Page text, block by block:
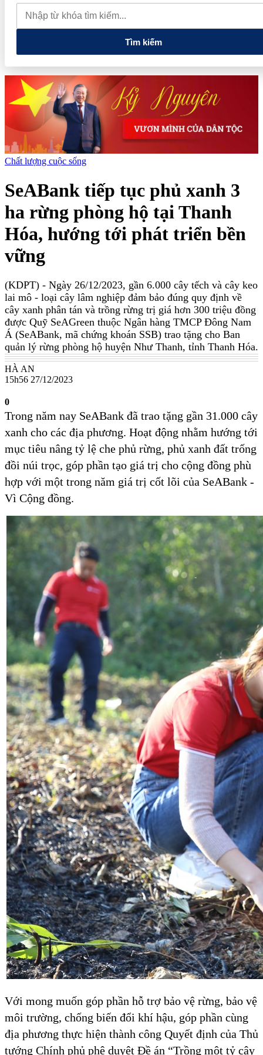
lao dốc mất mốc 100.000 đồng/kg
Chính phủ kiến tạo hệ sinh
thái phát triển, nâng tầm kinh tế tư nhân
Tìm kiếm
Chất lượng cuộc sống
SeABank tiếp tục phủ xanh 3
ha rừng phòng hộ tại Thanh
Hóa, hướng tới phát triển bền
vững
(KDPT) - Ngày 26/12/2023, gần 6.000 cây tếch và cây keo
lai mô - loại cây lâm nghiệp đảm bảo đúng quy định về
cây xanh phân tán và trồng rừng trị giá hơn 300 triệu đồng
được Quỹ SeAGreen thuộc Ngân hàng TMCP Đông Nam
Á (SeABank, mã chứng khoán SSB) trao tặng cho Ban
quản lý rừng phòng hộ huyện Như Thanh, tỉnh Thanh Hóa.
HÀ AN
15h56 27/12/2023
0
Trong năm nay SeABank đã trao tặng gần 31.000 cây
xanh cho các địa phương. Hoạt động nhằm hướng tới
mục tiêu nâng tỷ lệ che phủ rừng, phủ xanh đất trống
đồi núi trọc, góp phần tạo giá trị cho cộng đồng phù
hợp với một trong năm giá trị cốt lõi của SeABank -
Vì Cộng đồng.
Với mong muốn góp phần hỗ trợ bảo vệ rừng, bảo vệ
môi trường, chống biến đổi khí hậu, góp phần cùng
địa phương thực hiện thành công Quyết định của Thủ
tướng Chính phủ phê duyệt Đề án “Trồng một tỷ cây